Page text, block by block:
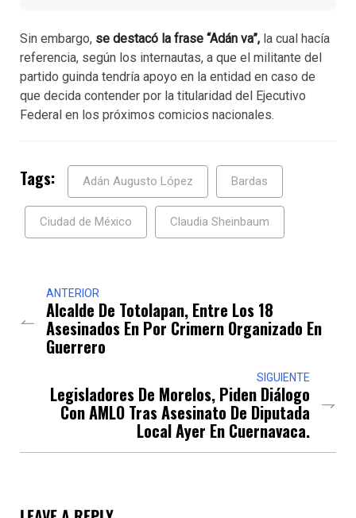
Sin embargo, se destacó la frase “Adán va”, la cual hacía
referencia, según los internautas, a que el militante del
partido guinda tendría apoyo en la entidad en caso de
que decida contender por la titularidad del Ejecutivo
Federal en los próximos comicios nacionales.
Tags: Adán Augusto López Bardas
Ciudad de México Claudia Sheinbaum
ANTERIOR
Alcalde De Totolapan, Entre Los 18
Asesinados En Por Crimern Organizado En
Guerrero
SIGUIENTE
Legisladores De Morelos, Piden Diálogo
Con AMLO Tras Asesinato De Diputada
Local Ayer En Cuernavaca.